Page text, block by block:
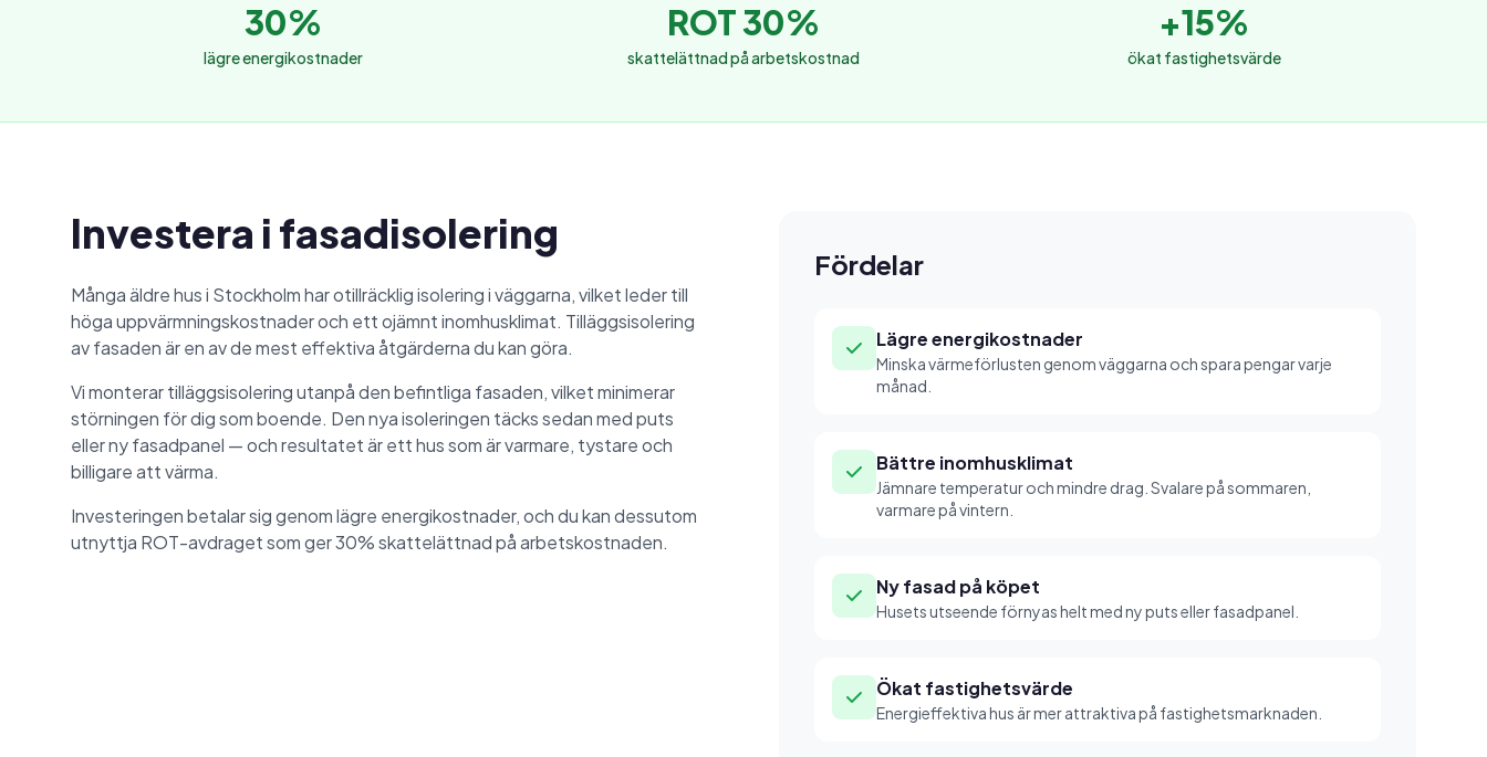
30%
lägre energikostnader
ROT 30%
skattelättnad på arbetskostnad
+15%
ökat fastighetsvärde
Investera i fasadisolering
Många äldre hus i Stockholm har otillräcklig isolering i väggarna, vilket leder till
höga uppvärmningskostnader och ett ojämnt inomhusklimat. Tilläggsisolering
av fasaden är en av de mest effektiva åtgärderna du kan göra.
Vi monterar tilläggsisolering utanpå den befintliga fasaden, vilket minimerar
störningen för dig som boende. Den nya isoleringen täcks sedan med puts
eller ny fasadpanel — och resultatet är ett hus som är varmare, tystare och
billigare att värma.
Investeringen betalar sig genom lägre energikostnader, och du kan dessutom
utnyttja ROT-avdraget som ger 30% skattelättnad på arbetskostnaden.
Fördelar
Lägre energikostnader
Minska värmeförlusten genom väggarna och spara pengar varje
månad.
Bättre inomhusklimat
Jämnare temperatur och mindre drag. Svalare på sommaren,
varmare på vintern.
Ny fasad på köpet
Husets utseende förnyas helt med ny puts eller fasadpanel.
Ökat fastighetsvärde
Energieffektiva hus är mer attraktiva på fastighetsmarknaden.